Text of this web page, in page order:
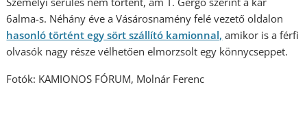
6alma-s. Néhány éve a Vásárosnamény felé vezető oldalon
hasonló történt egy sört szállító kamionnal, amikor is a férfi
olvasók nagy része vélhetően elmorzsolt egy könnycseppet.
Fotók: KAMIONOS FÓRUM, Molnár Ferenc